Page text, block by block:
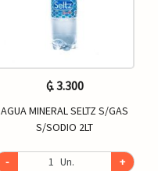
₲. 3.300
AGUA MINERAL SELTZ S/GAS
S/SODIO 2LT
- Un. +